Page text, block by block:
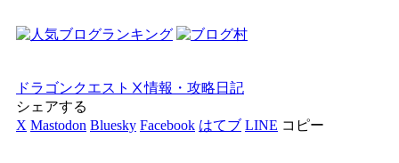
ドラゴンクエストⅩ情報・攻略 日記
シェアする
X Mastodon Bluesky Facebook はてブ LINE コピー